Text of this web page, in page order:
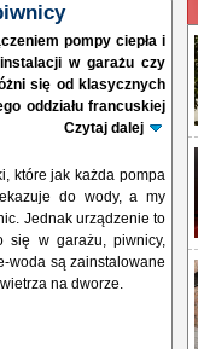
pompy ciepła i
w garażu czy
się od klasycznych
oddziału francuskiej
Czytaj dalej
które jak każda pompa
do wody, a my
Jednak urządzenie to
się w garażu, piwnicy,
woda są zainstalowane
na dworze.